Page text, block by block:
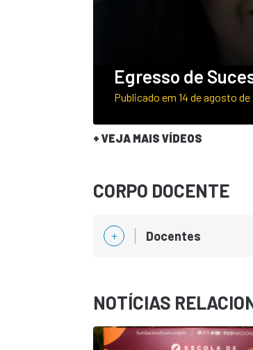
Egresso de
Publicado em 14 de agosto de
+ VEJA MAIS VÍDEOS
CORPO DOCENTE
Docentes
NOTÍCIAS